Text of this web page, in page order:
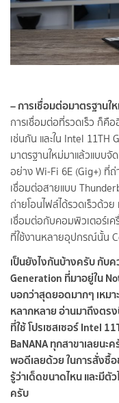
– การเชื่อมต่อมาตรฐานใ
การเชื่อมต่อที่รวดเร็ว ก็
เช่นกัน และใน Intel 11TH
มาตรฐานใหม่มาแล้วแบบจั
อย่าง Wi-Fi 6E (Gig+) ที่ถ่
เชื่อมต่อสายแบบ
ถ่ายโอนไฟล์ได้รวดเร็วด้ว
เชื่อมต่อกับคอมพิวเตอร์เ
ที่ใช้งานหลายอุปกรณ์นั้น
เป็นยังไงกันบ้างครับ กับ
Generation ที่มาอยู่ใน
บอกว่าสุดยอดมากๆ เหม
หลากหลาย อ่านมาถึงตร
ที่ใช้ โปรเซสเซอร์ Intel
BaNANA ทุกสาขาเลยนะ
พอดีเลยด้วย ในการสั่งซื้
รู้ว่าเด็ดขนาดไหน และมีตั
ครับ